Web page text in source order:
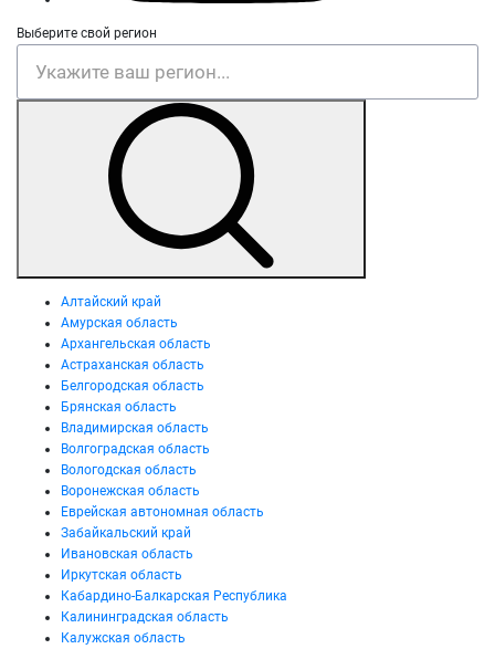
Выберите свой регион
Алтайский край
Амурская область
Архангельская область
Астраханская область
Белгородская область
Брянская область
Владимирская область
Волгоградская область
Вологодская область
Воронежская область
Еврейская автономная область
Забайкальский край
Ивановская область
Иркутская область
Кабардино-Балкарская Республика
Калининградская область
Калужская область